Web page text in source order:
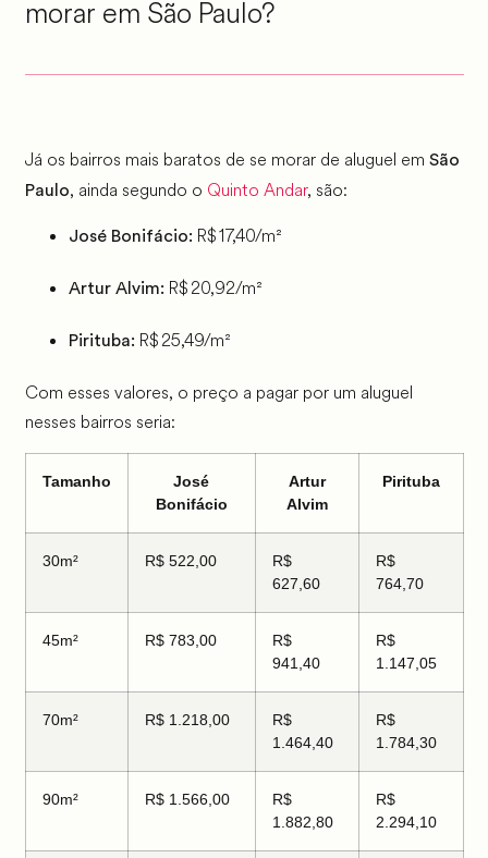
morar em São Paulo?
Já os bairros mais baratos de se morar de aluguel em São
Paulo, ainda segundo o Quinto Andar, são:
José Bonifácio: R$ 17,40/m²
Artur Alvim: R$ 20,92/m²
Pirituba: R$ 25,49/m²
Com esses valores, o preço a pagar por um aluguel
nesses bairros seria:
Tamanho
José
Bonifácio
Artur
Alvim
Pirituba
30m² R$ 522,00
R$
627,60
R$
764,70
45m² R$ 783,00
R$
941,40
R$
1.147,05
70m² R$ 1.218,00
R$
1.464,40
R$
1.784,30
90m² R$ 1.566,00
R$
1.882,80
R$
2.294,10